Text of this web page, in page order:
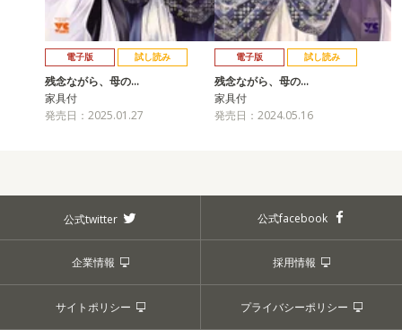
電子版 試し読み
残念ながら、母の…
家具付
発売日：2025.01.27
電子版 試し読み
残念ながら、母の…
家具付
発売日：2024.05.16
公式twitter 公式facebook
企業情報 採用情報
サイトポリシー プライバシーポリシー